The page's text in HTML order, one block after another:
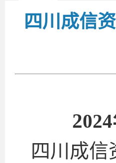
四川成信
2024
四川成